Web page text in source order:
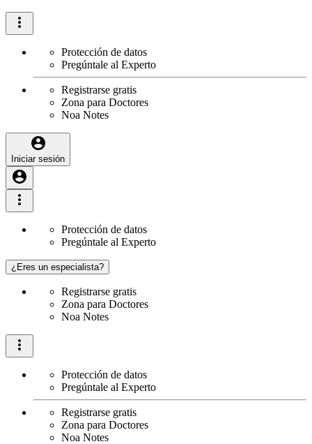
Protección de datos
Pregúntale al Experto
Registrarse gratis
Zona para Doctores
Noa Notes
Iniciar sesión
Protección de datos
Pregúntale al Experto
¿Eres un especialista?
Registrarse gratis
Zona para Doctores
Noa Notes
Protección de datos
Pregúntale al Experto
Registrarse gratis
Zona para Doctores
Noa Notes